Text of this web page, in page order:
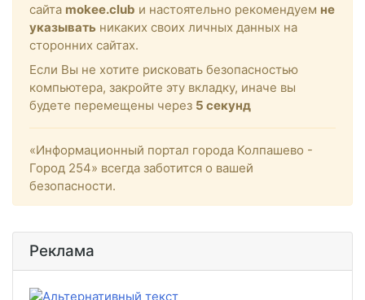
сайта mokee.club и настоятельно рекомендуем не
указывать никаких своих личных данных на
сторонних сайтах.
Если Вы не хотите рисковать безопасностью
компьютера, закройте эту вкладку, иначе вы
будете перемещены через 5 секунд
«Информационный портал города Колпашево -
Город 254» всегда заботится о вашей
безопасности.
Реклама